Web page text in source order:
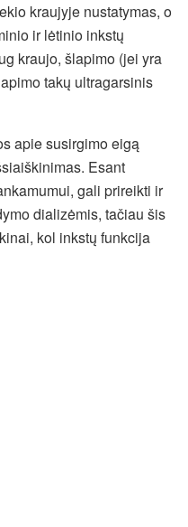
kraujyje nustatymas, o
ir lėtinio inkstų
kraujo, šlapimo (jei yra
takų ultragarsinis
apie susirgimo eigą
Esant
gali prireikti ir
dializėmis, tačiau šis
kol inkstų funkcija